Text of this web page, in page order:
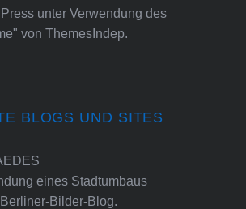
unter Verwendung des
von ThemesIndep.
BLOGS UND SITES
eines Stadtumbaus
Bilder-Blog.